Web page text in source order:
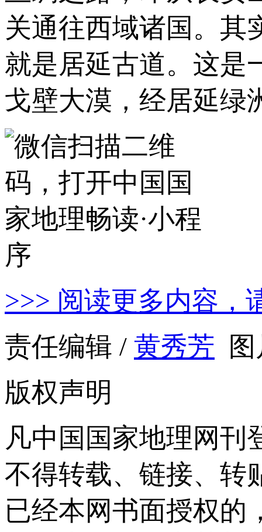
关通往西域诸国。其
就是居延古道。这是
戈壁大漠，经居延绿
>>> 阅读更多内容，
责任编辑 / 黄秀芳
版权声明
凡中国国家地理网刊
不得转载、链接、转
已经本网书面授权的